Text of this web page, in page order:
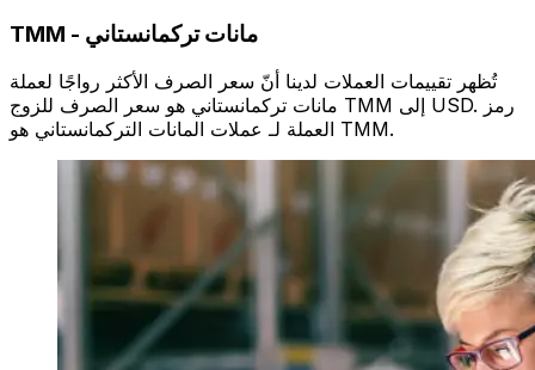
TMM - مانات تركمانستاني
تُظهر تقييمات العملات لدينا أنّ سعر الصرف الأكثر رواجًا لعملة
مانات تركمانستاني هو سعر الصرف للزوج TMM إلى USD. رمز
العملة لـ عملات المانات التركمانستاني هو TMM.